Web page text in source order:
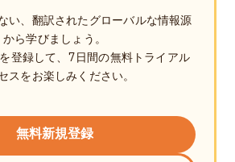
い、翻訳されたグローバルな情報源
から学びましょう。
登録して、7日間の無料トライアル
スをお楽しみください。
無料新規登録